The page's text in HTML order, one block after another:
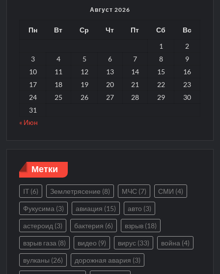
Август 2026
Пн Вт Ср Чт Пт Сб
Вс
1
2
3
4 5 6 7 8
9
10
11 12 13 14 15
16
17
18 19 20 21 22
23
24
25 26 27 28 29
30
31
« Июн
Метки
IT (6) Землетрясение (8) МЧС (7) СМИ (4)
Фукусима (3) авиация (15) авто (3)
астероид (3) бактерия (6) взрыв (18)
взрыв газа (8) видео (9) вирус (33) война (4)
вулканы (26) дорожная авария (3)